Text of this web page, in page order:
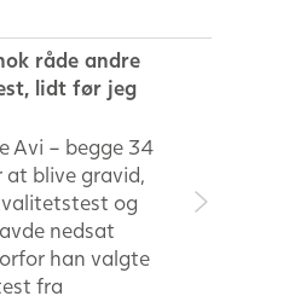
råde andre
lidt før jeg
Avi – begge 34
at blive gravid,
og
nedsat
han valgte
fra